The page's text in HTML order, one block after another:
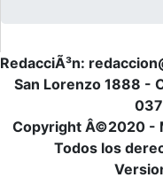
RedacciÃ³n:
San Lorenzo 1888 -
Copyright Â©2020 -
Todos los